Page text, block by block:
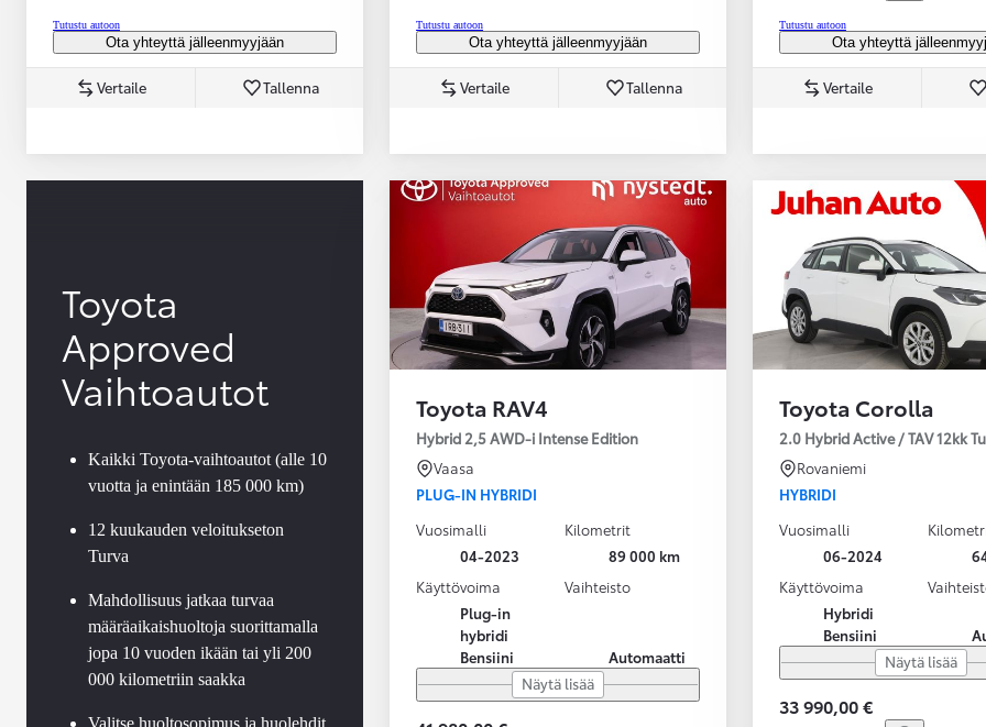
Tutustu autoon
Ota yhteyttä jälleenmyyjään
Vertaile Tallenna
Tutustu autoon
Ota yhteyttä jälleenmyyjään
Vertaile Tallenna
Tutustu autoon
Ota yhteyttä
Vertaile
Toyota
Approved
Vaihtoautot
Kaikki Toyota-vaihtoautot (alle 10
vuotta ja enintään 185 000 km)
12 kuukauden veloitukseton
Turva
Mahdollisuus jatkaa turvaa
määräaikaishuoltoja suorittamalla
jopa 10 vuoden ikään tai yli 200
000 kilometriin saakka
Valitse huoltosopimus ja huolehdit
Toyota RAV4
Hybrid 2,5 AWD-i Intense Edition
Vaasa
PLUG-IN HYBRIDI
Vuosimalli
04-2023
Kilometrit
89 000 km
Käyttövoima
Plug-in
hybridi
Bensiini
Vaihteisto
Automaatti
Näytä lisää
Toyota Corolla
2.0 Hybrid Active / TAV 12kk
Rovaniemi
HYBRIDI
Vuosimalli
06-2024
Käyttövoima
Hybridi
Bensiini
Näytä lisää
33 990,00 €